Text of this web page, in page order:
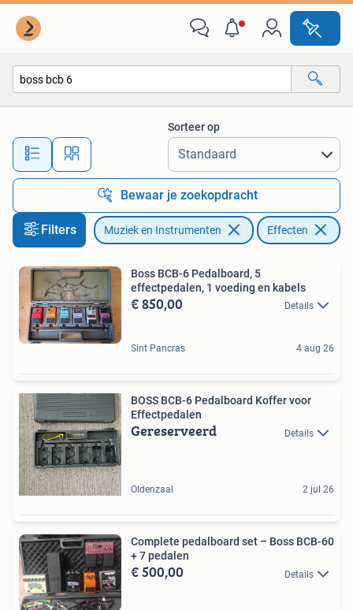
Alle afstanden…
Sorteer op
Bewaar je zoekopdracht
Filters Muziek en Instrumenten Effecten
Boss BCB-6 Pedalboard, 5
effectpedalen, 1 voeding en kabels
€ 850,00 Details
Sint Pancras 4 aug 26
BOSS BCB-6 Pedalboard Koffer voor
Effectpedalen
Gereserveerd Details
Oldenzaal 2 jul 26
Complete pedalboard set – Boss BCB-60
+ 7 pedalen
€ 500,00 Details